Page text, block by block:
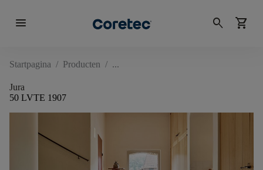
menu search shopping_cart
Startpagina / Producten /
Jura
50 LVTE 1907